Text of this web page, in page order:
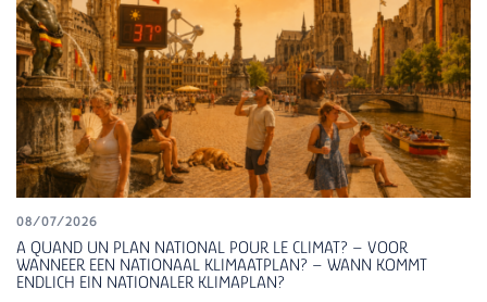
08/07/2026
A QUAND UN PLAN NATIONAL POUR LE CLIMAT? – VOOR
WANNEER EEN NATIONAAL KLIMAATPLAN? – WANN KOMMT
ENDLICH EIN NATIONALER KLIMAPLAN?